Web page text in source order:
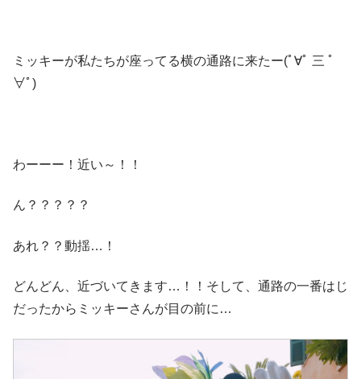
ミッキーが私たちが座ってる横の通路に来たー(ﾟ∀ﾟ 三 ﾟ
∀ﾟ)
わーーー！近い～！！
ん？？？？？
あれ？？動揺…！
どんどん、近づいてきます…！！そして、通路の一番はじ
だったからミッキーさんが目の前に…